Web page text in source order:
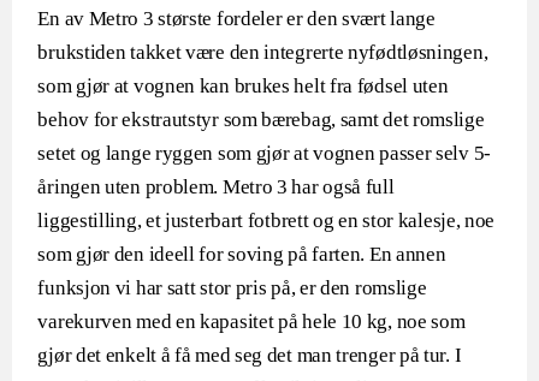
En av Metro 3 største fordeler er den svært lange
brukstiden takket være den integrerte nyfødtløsningen,
som gjør at vognen kan brukes helt fra fødsel uten
behov for ekstrautstyr som bærebag, samt det romslige
setet og lange ryggen som gjør at vognen passer selv 5-
åringen uten problem. Metro 3 har også full
liggestilling, et justerbart fotbrett og en stor kalesje, noe
som gjør den ideell for soving på farten. En annen
funksjon vi har satt stor pris på, er den romslige
varekurven med en kapasitet på hele 10 kg, noe som
gjør det enkelt å få med seg det man trenger på tur. I